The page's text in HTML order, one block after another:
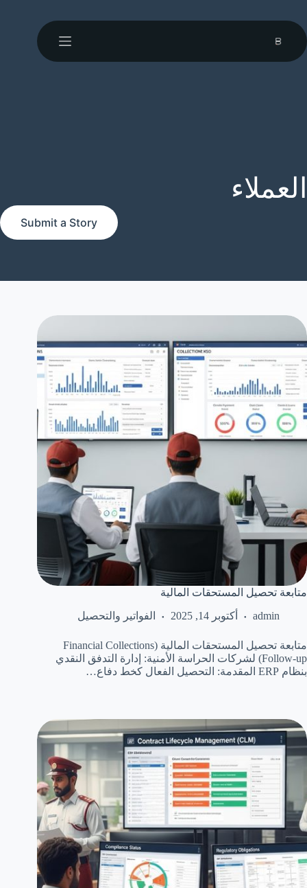
العملاء
Submit a Story
متابعة تحصيل المستحقات المالية
admin
أكتوبر 14, 2025 الفواتير والتحصيل
متابعة تحصيل المستحقات المالية (Financial Collections
Follow-up) لشركات الحراسة الأمنية: إدارة التدفق النقدي
بنظام ERP المقدمة: التحصيل الفعال كخط دفاع…